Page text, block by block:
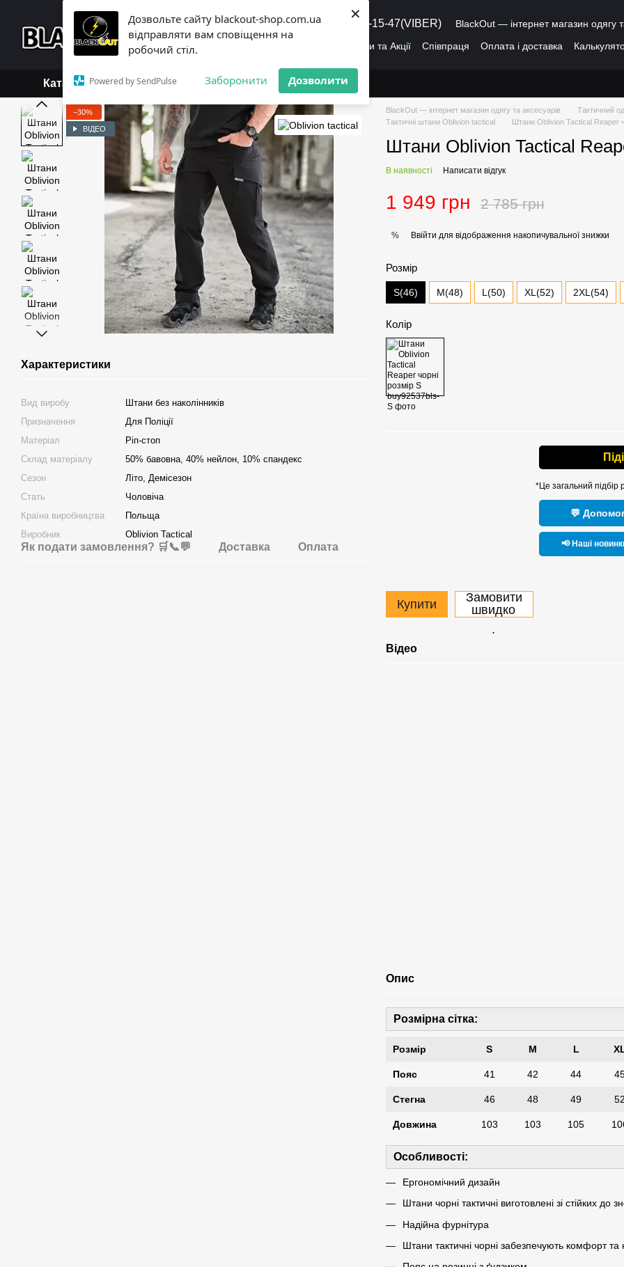
Дозвольте сайту blackout-shop.com.ua
відправляти вам сповіщення на
робочий стіл.
Powered by SendPulse Заборонити Дозволити
×
Перейти до основного контенту
+38 (068) 119-18-19,+38 (095) 486-15-47(VIBER)
BlackOut — інтернет магазин одягу
Каталог
Знижки та Акції Співпраця Оплата і доставка
Каталог
−30%
ВІДЕО
Характеристики
Вид виробу
Штани без наколінників
Призначення
Для Поліції
Матеріал
Ріп-стоп
Склад матеріалу
50% бавовна, 40% нейлон, 10% спандекс
Сезон
Літо, Демісезон
Стать
Чоловіча
Країна виробництва
Польща
Виробник
Oblivion Tactical
Як подати замовлення? 🛒📞💬 Доставка Оплата
BlackOut — інтернет магазин одягу та аксесуарів Тактичний
Тактичні штани Оblivion tactical
Штани Oblivion Tactical Reaper
Штани Oblivion Tactical
В наявності Написати відгук
1 949 грн 2 785 грн
% Ввійти для відображення накопичувальної знижки
Розмір
S(46) M(48) L(50) XL(52) 2XL(54)
Колір
*Це загальний підбір
💬
📢 Наші
Купити
Замовити
швидко
.
Відео
Опис
Розмірна сітка:
Розмір S M L
Пояс 41 42 44
Стегна 46 48 49 52
Довжина 103 103 105
Особливості:
Ергономічний дизайн
Штани чорні тактичні виготовлені зі стійких до
Надійна фурнітура
Штани тактичні чорні забезпечують комфорт та